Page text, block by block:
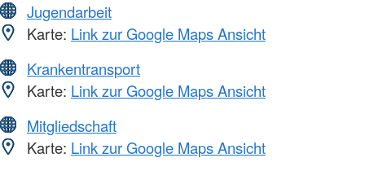
Jugendarbeit
Karte: Link zur Google Maps Ansicht
Krankentransport
Karte: Link zur Google Maps Ansicht
Mitgliedschaft
Karte: Link zur Google Maps Ansicht